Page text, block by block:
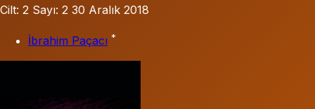
Cilt: 2 Sayı: 2 30 Aralık 2018
İbrahim Paçacı *